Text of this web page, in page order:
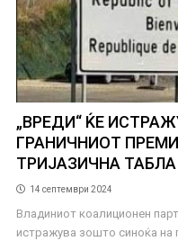
„ВРЕДИ“ ЌЕ
ГРАНИЧНИОТ
ТРИЈАЗИЧНА
14 септември 2024
Владиниот коалиционен
истражува зошто синоќа на